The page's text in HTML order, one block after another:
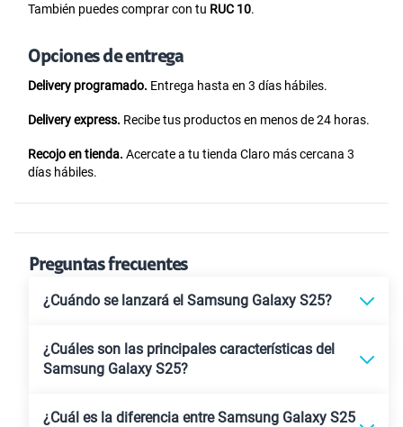
También puedes comprar con tu RUC 10.
Opciones de entrega
Delivery programado. Entrega hasta en 3 días hábiles.
Delivery express. Recibe tus productos en menos de 24 horas.
Recojo en tienda. Acercate a tu tienda Claro más cercana 3
días hábiles.
Preguntas frecuentes
¿Cuándo se lanzará el Samsung Galaxy S25?
¿Cuáles son las principales características del
Samsung Galaxy S25?
¿Cuál es la diferencia entre Samsung Galaxy S25